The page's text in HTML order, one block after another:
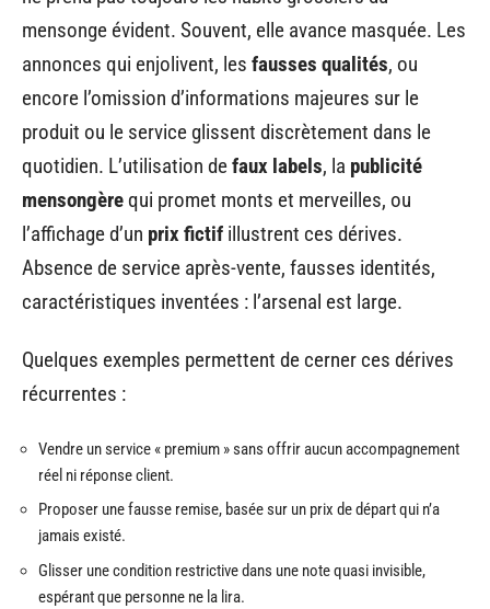
mensonge évident. Souvent, elle avance masquée. Les
annonces qui enjolivent, les fausses qualités, ou
encore l’omission d’informations majeures sur le
produit ou le service glissent discrètement dans le
quotidien. L’utilisation defaux labels, la publicité
mensongèrequi promet monts et merveilles, ou
l’affichage d’un prix fictif illustrent ces dérives.
Absence de service après-vente, fausses identités,
caractéristiques inventées : l’arsenal est large.
Quelques exemples permettent de cerner ces dérives
récurrentes :
Vendre un service « premium » sans offrir aucun accompagnement
réel ni réponse client.
Proposer une fausse remise, basée sur un prix de départ qui n’a
jamais existé.
Glisser une condition restrictive dans une note quasi invisible,
espérant que personne ne la lira.